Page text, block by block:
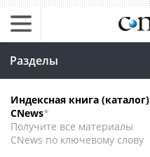
Разделы
Индексная книга (каталог)
CNews*
Получите все материалы
CNews по ключевому слову